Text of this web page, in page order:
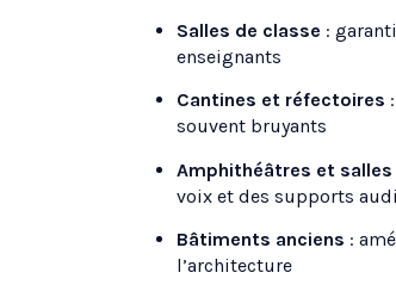
Salles de classe :
enseignants
Cantines et réfectoires
souvent bruyants
Amphithéâtres et
voix et des supports
Bâtiments anciens :
l’architecture